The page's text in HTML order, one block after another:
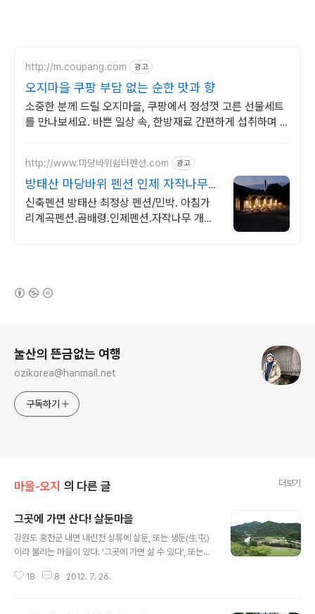
http://m.coupang.com 광고
오지마을 쿠팡 부담 없는 순한 맛과 향
소중한 분께 드릴 오지마을, 쿠팡에서 정성껏 고른 선물세트
를 만나보세요. 바쁜 일상 속, 한방재료 간편하게 섭취하며 꾸
http://www.마당바위쉼터펜션.com 광고
방태산 마당바위 펜션 인제 자작나무
숲/아침가리계곡
신축펜션 방태산 최정상 펜션/민박. 아침가
리계곡펜션.곰배령.인제펜션.자작나무 개별
눌산의 뜬금없는 여행
ozikorea@hanmail.net
구독하기
마을-오지 의 다른 글 더보기
그곳에 가면 산다! 살둔마을
강원도 홍천군 내면 내린천 상류에 살둔, 또는 생둔(生屯)
이라 불리는 마을이 있다. '그곳에 가면 살 수 있다', 또는
'둔'자가 들어가는 마을과 네 군데의 '가리'자가 들어가는
18 8 2012. 7. 26.